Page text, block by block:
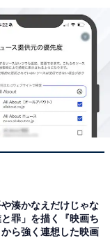
サーとしてお金
」の宣伝を手伝
ち優香と2人き
に想いを寄せら
一方、新と2人
酔いつぶれた新
、「ここで働か
、社長」と新に
湊かなえだけじゃな
罪」を描く『映画ち
ら強く連想した映画